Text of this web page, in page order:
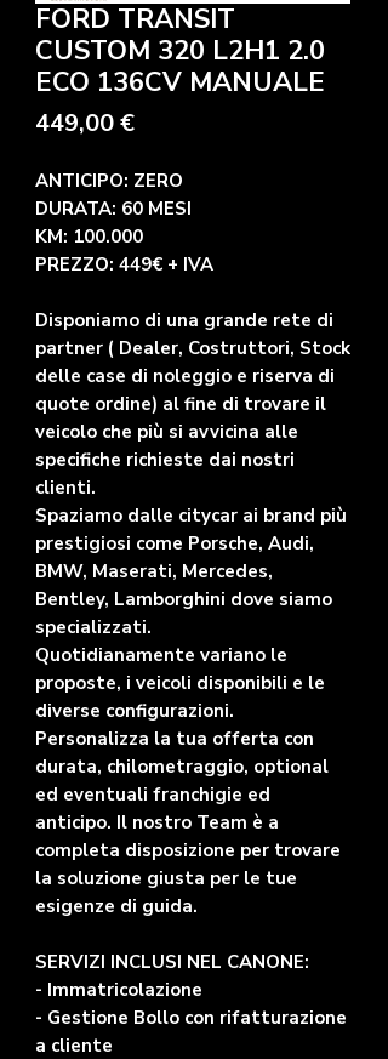
FORD TRANSIT
CUSTOM 320 L2H1 2.0
ECO 136CV MANUALE
449,00 €Prezzo
ANTICIPO: ZERO
DURATA: 60 MESI
KM: 100.000
PREZZO: 449€ + IVA
Disponiamo di una grande rete di
partner ( Dealer, Costruttori, Stock
delle case di noleggio e riserva di
quote ordine) al fine di trovare il
veicolo che più si avvicina alle
specifiche richieste dai nostri
clienti.
Spaziamo dalle citycar ai brand più
prestigiosi come Porsche, Audi,
BMW, Maserati, Mercedes,
Bentley, Lamborghini dove siamo
specializzati.
Quotidianamente variano le
proposte, i veicoli disponibili e le
diverse configurazioni.
Personalizza la tua offerta con
durata, chilometraggio, optional
ed eventuali franchigie ed
anticipo. Il nostro Team è a
completa disposizione per trovare
la soluzione giusta per le tue
esigenze di guida.
SERVIZI INCLUSI NEL CANONE:
- Immatricolazione
- Gestione Bollo con rifatturazione
a cliente